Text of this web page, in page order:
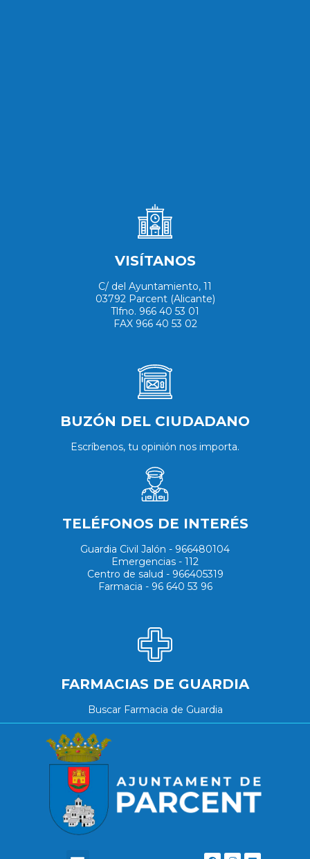
VISÍTANOS
C/ del Ayuntamiento, 11
03792 Parcent (Alicante)
Tlfno. 966 40 53 01
FAX 966 40 53 02
BUZÓN DEL CIUDADANO
Escríbenos, tu opinión nos importa.
TELÉFONOS DE INTERÉS
Guardia Civil Jalón - 966480104
Emergencias - 112
Centro de salud - 966405319
Farmacia - 96 640 53 96
FARMACIAS DE GUARDIA
Buscar Farmacia de Guardia